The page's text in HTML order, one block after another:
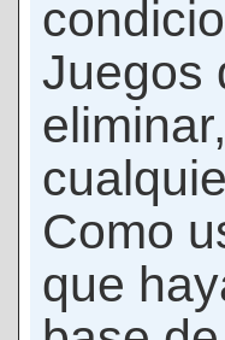
Juegos
Como
que